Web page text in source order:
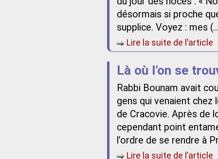
désormais si proche
supplice. Voyez : mes
Lire la suite de l’article
Là où l’on se
Rabbi Bounam avait
gens qui venaient chez
de Cracovie. Après de
cependant point
l’ordre de se rendre à
Lire la suite de l’article